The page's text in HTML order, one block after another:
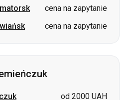
cena na zapytanie
cena na zapytanie
od 2000 UAH